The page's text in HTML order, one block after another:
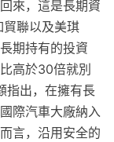
來，這是長期資
聯以及美琪
期持有的投資
高於30倍就別
指出，在擁有長
際汽車大廠納入
言，沿用安全的